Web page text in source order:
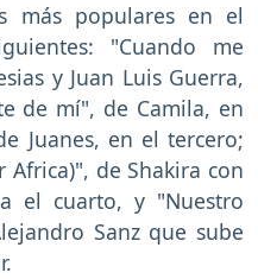
más populares en el
"Cuando me
y Juan Luis Guerra,
de mí", de Camila, en
Juanes, en el tercero;
Africa)", de Shakira con
el cuarto, y "Nuestro
Sanz que sube